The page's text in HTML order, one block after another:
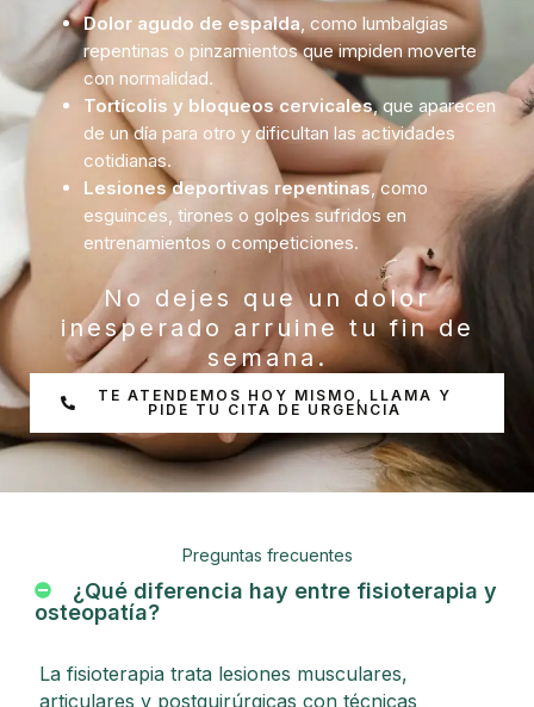
Dolor agudo de espalda, como lumbalgias
repentinas o pinzamientos que impiden moverte
con normalidad.
Tortícolis y bloqueos cervicales, que aparecen
de un día para otro y dificultan las actividades
cotidianas.
Lesiones deportivas repentinas, como
esguinces, tirones o golpes sufridos en
entrenamientos o competiciones.
No dejes que un dolor
inesperado arruine tu fin de
semana.
TE ATENDEMOS HOY MISMO, LLAMA Y
PIDE TU CITA DE URGENCIA
Preguntas frecuentes
¿Qué diferencia hay entre fisioterapia y
osteopatía?
La fisioterapia trata lesiones musculares,
articulares y postquirúrgicas con técnicas